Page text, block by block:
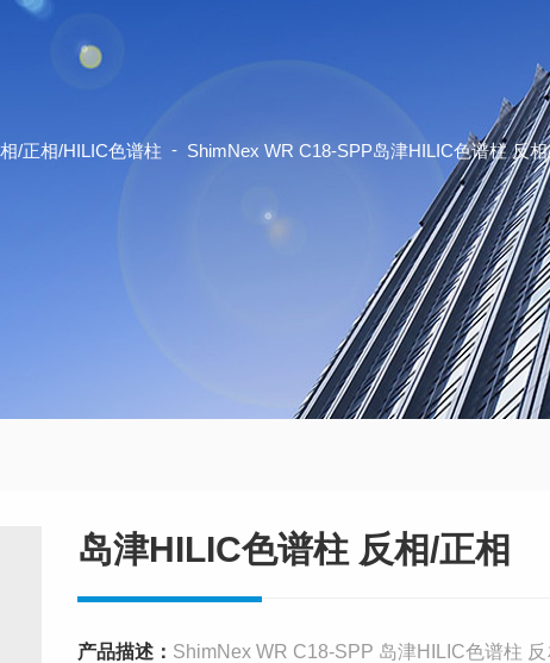
/正相/HILIC色谱柱 - ShimNex WR C18-SPP岛津HILIC色谱柱 反
岛津HILIC色谱柱 反相/正相
产品描述： ShimNex WR C18-SPP 岛津HILIC色谱柱 反相/正相耐碱，宽pH值，耐高温，ODS，C18，封端，